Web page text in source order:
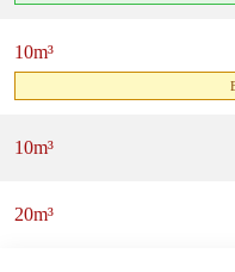
10m³
10m³
20m³